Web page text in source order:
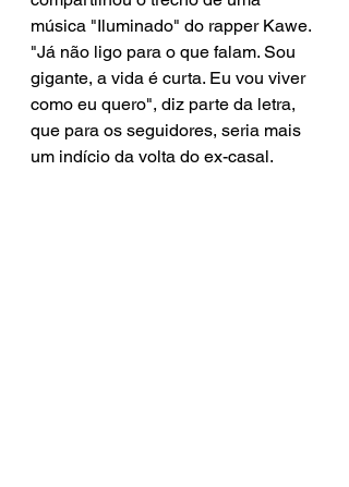
música "Iluminado" do rapper Kawe.
"Já não ligo para o que falam. Sou
gigante, a vida é curta. Eu vou viver
como eu quero", diz parte da letra,
que para os seguidores, seria mais
um indício da volta do ex-casal.